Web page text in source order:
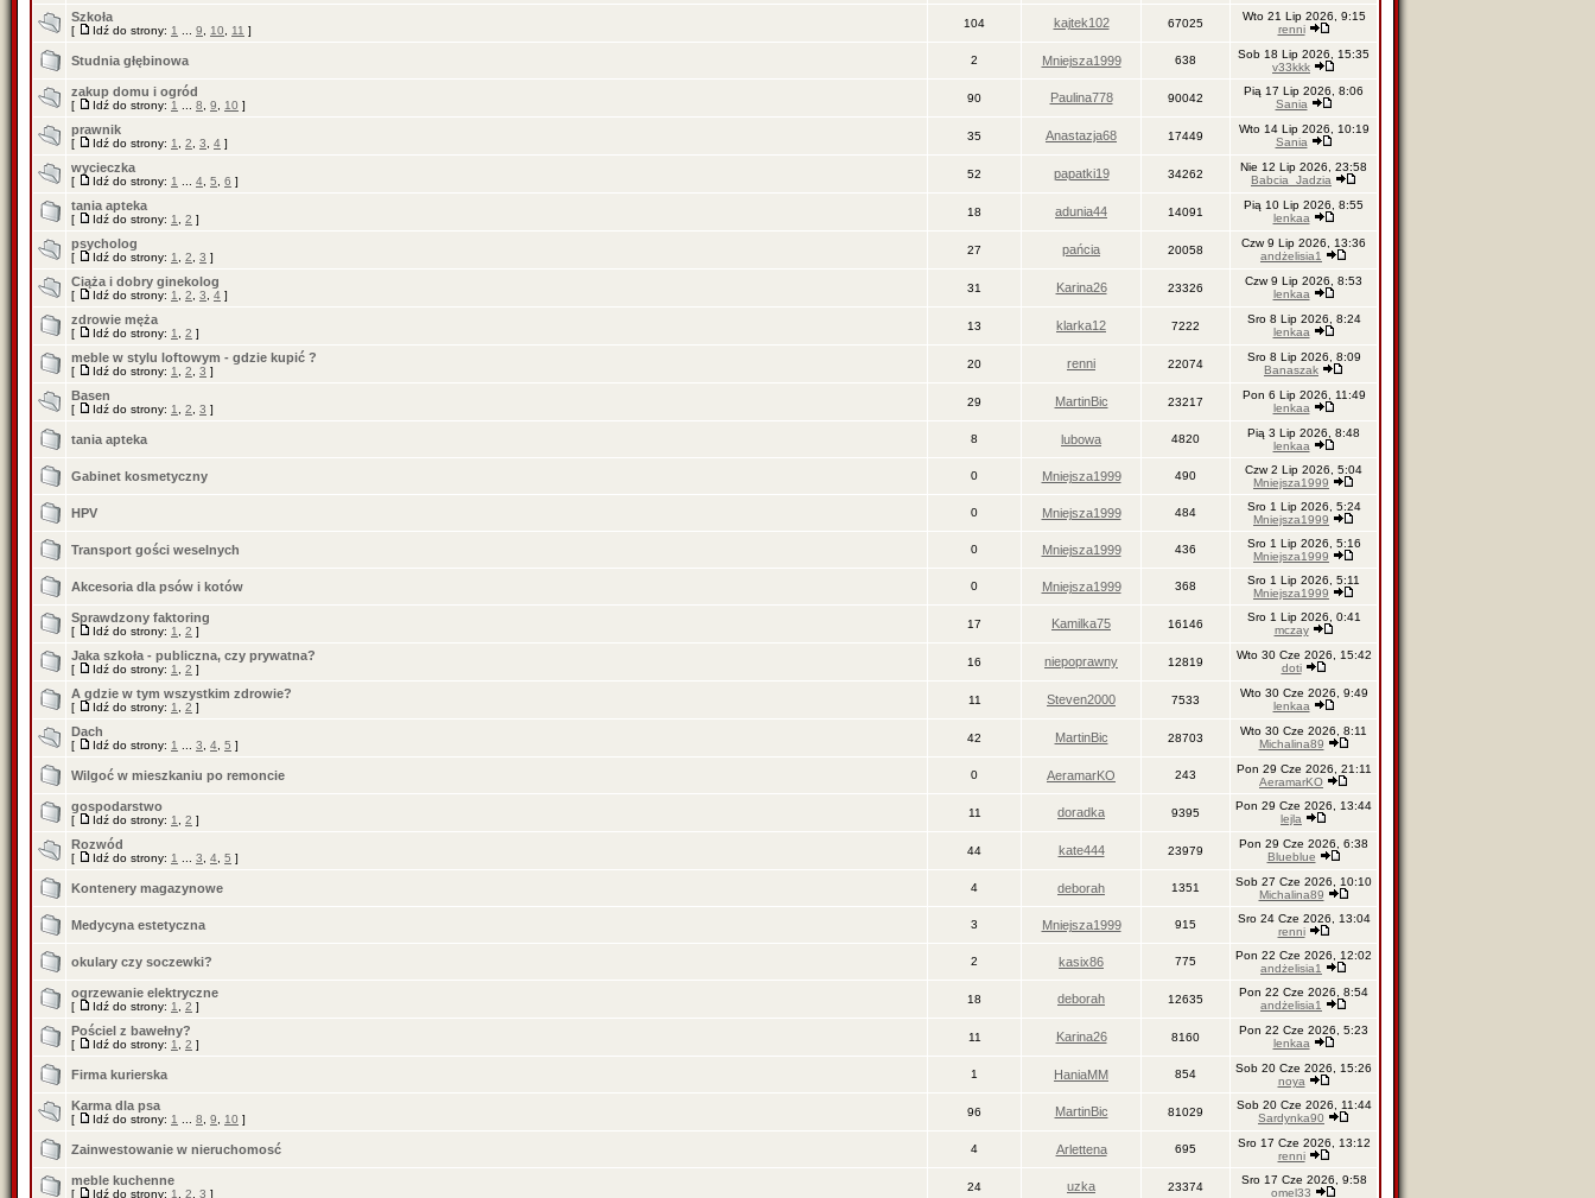
Szkoła
[ Idź do strony: 1 9 10 11 ]
104 kajtek102 67025
Wto 21 Lip 2026, 9:15
renni
Studnia głębinowa 2 Mniejsza1999 638
Sob 18 Lip 2026, 15:35
v33kkk
zakup domu i ogród
[ Idź do strony: 1 8 9 10 ]
90 Paulina778 90042
Pią 17 Lip 2026, 8:06
Sania
prawnik
[ Idź do strony: 1 2 3 4 ]
35 Anastazja68 17449
Wto 14 Lip 2026, 10:19
Sania
wycieczka
[ Idź do strony: 1 4 5 6 ]
52 papatki19 34262
Nie 12 Lip 2026, 23:58
Babcia_Jadzia
tania apteka
[ Idź do strony: 1 2 ]
18 adunia44 14091
Pią 10 Lip 2026, 8:55
lenkaa
psycholog
[ Idź do strony: 1 2 3 ]
27 pańcia 20058
Czw 9 Lip 2026, 13:36
andżelisia1
Ciąża i dobry ginekolog
[ Idź do strony: 1 2 3 4 ]
31 Karina26 23326
Czw 9 Lip 2026, 8:53
lenkaa
zdrowie męża
[ Idź do strony: 1 2 ]
13 klarka12 7222
Sro 8 Lip 2026, 8:24
lenkaa
meble w stylu loftowym - gdzie kupić ?
[ Idź do strony: 1 2 3 ]
20 renni 22074
Sro 8 Lip 2026, 8:09
Banaszak
Basen
[ Idź do strony: 1 2 3 ]
29 MartinBic 23217
Pon 6 Lip 2026, 11:49
lenkaa
tania apteka 8 lubowa 4820
Pią 3 Lip 2026, 8:48
lenkaa
Gabinet kosmetyczny 0 Mniejsza1999 490
Czw 2 Lip 2026, 5:04
Mniejsza1999
HPV 0 Mniejsza1999 484
Sro 1 Lip 2026, 5:24
Mniejsza1999
Transport gości weselnych 0 Mniejsza1999 436
Sro 1 Lip 2026, 5:16
Mniejsza1999
Akcesoria dla psów i kotów 0 Mniejsza1999 368
Sro 1 Lip 2026, 5:11
Mniejsza1999
Sprawdzony faktoring
[ Idź do strony: 1 2 ]
17 Kamilka75 16146
Sro 1 Lip 2026, 0:41
mczay
Jaka szkoła - publiczna, czy prywatna?
[ Idź do strony: 1 2 ]
16 niepoprawny 12819
Wto 30 Cze 2026, 15:42
doti
A gdzie w tym wszystkim zdrowie?
[ Idź do strony: 1 2 ]
11 Steven2000 7533
Wto 30 Cze 2026, 9:49
lenkaa
Dach
[ Idź do strony: 1 3 4 5 ]
42 MartinBic 28703
Wto 30 Cze 2026, 8:11
Michalina89
Wilgoć w mieszkaniu po remoncie 0 AeramarKO 243
Pon 29 Cze 2026, 21:11
AeramarKO
gospodarstwo
[ Idź do strony: 1 2 ]
11 doradka 9395
Pon 29 Cze 2026, 13:44
lejla
Rozwód
[ Idź do strony: 1 3 4 5 ]
44 kate444 23979
Pon 29 Cze 2026, 6:38
Blueblue
Kontenery magazynowe 4 deborah 1351
Sob 27 Cze 2026, 10:10
Michalina89
Medycyna estetyczna 3 Mniejsza1999 915
Sro 24 Cze 2026, 13:04
renni
okulary czy soczewki? 2 kasix86 775
Pon 22 Cze 2026, 12:02
andżelisia1
ogrzewanie elektryczne
[ Idź do strony: 1 2 ]
18 deborah 12635
Pon 22 Cze 2026, 8:54
andżelisia1
Pościel z bawełny?
[ Idź do strony: 1 2 ]
11 Karina26 8160
Pon 22 Cze 2026, 5:23
lenkaa
Firma kurierska 1 HaniaMM 854
Sob 20 Cze 2026, 15:26
noya
Karma dla psa
[ Idź do strony: 1 8 9 10 ]
96 MartinBic 81029
Sob 20 Cze 2026, 11:44
Sardynka90
Zainwestowanie w nieruchomosć 4 Arlettena 695
Sro 17 Cze 2026, 13:12
renni
meble kuchenne
[ Idź do strony: 1 2 3 ]
24 uzka 23374
Sro 17 Cze 2026, 9:58
omel33